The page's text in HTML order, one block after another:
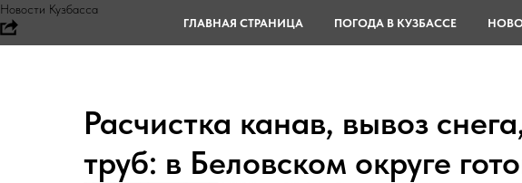
Новости Кузбасса
Расчистка канав, вывоз
труб: в Беловском округе
ГЛАВНАЯ СТРАНИЦА ПОГОДА В КУЗБАССЕ